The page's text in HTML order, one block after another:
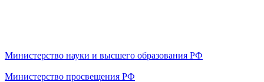
Министерство науки и высшего образования РФ
Министерство просвещения РФ